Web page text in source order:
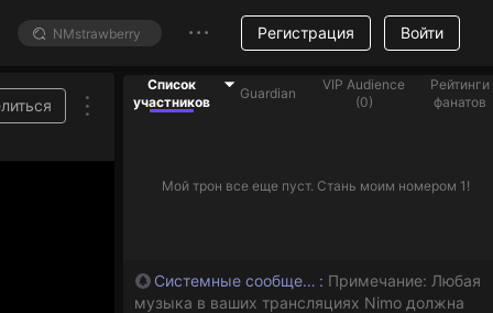
Регистрация Войти
Список
участников
Guardian
VIP Audience
(0)
Рейтинги
фанатов
Мой трон все еще пуст. Стань моим номером 1!
Системные сообщения : Примечание: Любая
музыка в ваших трансляциях Nimo должна